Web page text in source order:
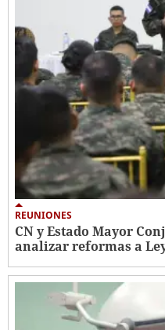
REUNIONES
CN y Estado Mayor
analizar reformas a